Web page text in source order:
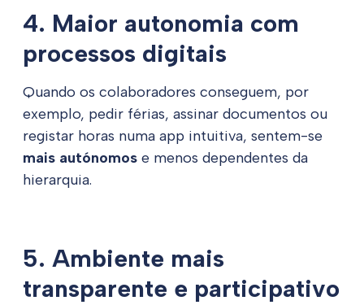
4. Maior autonomia com
processos digitais
Quando os colaboradores conseguem, por
exemplo, pedir férias, assinar documentos ou
registar horas numa app intuitiva, sentem-se
mais autónomos e menos dependentes da
hierarquia.
5. Ambiente mais
transparente e participativo